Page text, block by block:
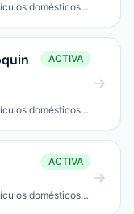
domésticos
ACTIVA
domésticos
ACTIVA
domésticos